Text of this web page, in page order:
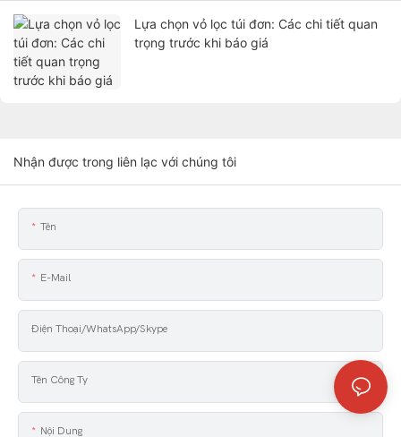
Lựa chọn vỏ lọc túi đơn: Các chi tiết quan
trọng trước khi báo giá
Nhận được trong liên lạc với chúng tôi
Tên
E-Mail
Điện Thoại/WhatsApp/Skype
Tên Công Ty
Nội Dung